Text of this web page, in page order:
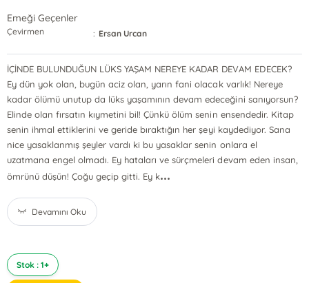
Emeği Geçenler
Çevirmen : Ersan Urcan
İÇİNDE BULUNDUĞUN LÜKS YAŞAM NEREYE KADAR DEVAM EDECEK?
Ey dün yok olan, bugün aciz olan, yarın fani olacak varlık! Nereye
kadar ölümü unutup da lüks yaşamının devam edeceğini sanıyorsun?
Elinde olan fırsatın kıymetini bil! Çünkü ölüm senin ensendedir. Kitap
senin ihmal ettiklerini ve geride bıraktığın her şeyi kaydediyor. Sana
nice yasaklanmış şeyler vardı ki bu yasaklar senin onlara el
uzatmana engel olmadı. Ey hataları ve sürçmeleri devam eden insan,
ömrünü düşün! Çoğu geçip gitti. Ey k...
Devamını Oku
Stok : 1+